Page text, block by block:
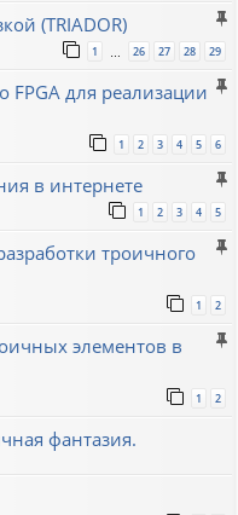
(TRIADOR)
1 26 27 28 29
FPGA для реализации
1 2 3 4 5 6
в интернете
1 2 3 4 5
троичного
1 2
элементов в
1 2
фантазия.